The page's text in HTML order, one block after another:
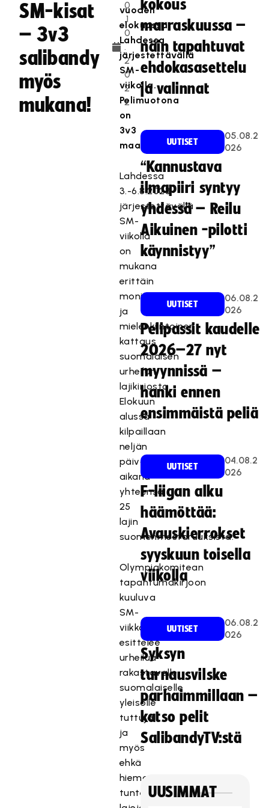
SM-kisat
– 3v3
salibandy
myös
mukana!
0
.1
0
.
2
0
2
2
vuoden
elokuussa
Lahdessa
järjestettävällä
SM-
viikolla.
Pelimuotona
on
3v3
maalivahdein.
Lahdessa
3.-6.8.2023
järjestettävällä
SM-
viikolla
on
mukana
erittäin
monipuolinen
ja
mielenkiintoinen
kattaus
suomalaisen
urheilun
lajikirjosta.
Elokuun
alussa
kilpaillaan
neljän
päivän
aikana
yhteensä
25
lajin
suomenmestaruuksista.
Olympiakomitean
tapahtumakirjoon
kuuluva
SM-
viikko
esittelee
urheilua
rakastavalle
suomalaiselle
yleisölle
tuttuja
ja
myös
ehkä
hieman
tuntemattomampia
kokous
marraskuussa –
näin tapahtuvat
ehdokasasettelu
ja valinnat
UUTISET
05.08.2
026
“Kannustava
ilmapiiri syntyy
yhdessä – Reilu
Aikuinen -pilotti
käynnistyy”
UUTISET
06.08.2
026
Pelipassit kaudelle
2026–27 nyt
myynnissä –
hanki ennen
ensimmäistä peliä
UUTISET
04.08.2
026
F-liigan alku
häämöttää:
Avauskierrokset
syyskuun toisella
viikolla
UUTISET
06.08.2
026
Syksyn
turnausvilske
parhaimmillaan –
katso pelit
SalibandyTV:stä
UUSIMMAT